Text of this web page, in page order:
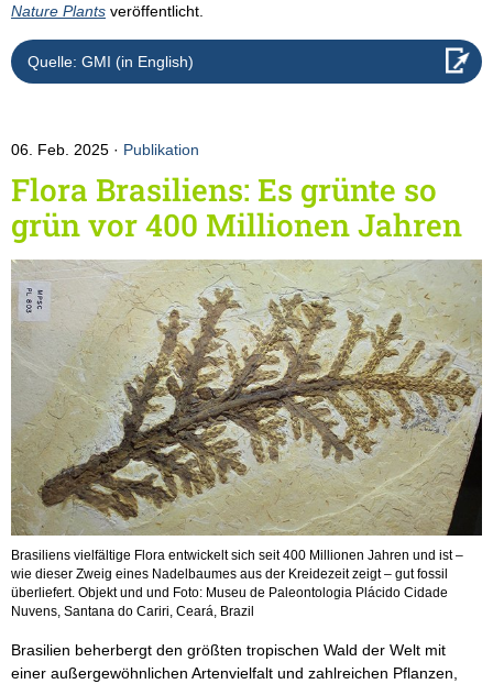
Nature Plants veröffentlicht.
Quelle: GMI (in English)
06. Feb. 2025 Publikation
Flora Brasiliens: Es grünte so
grün vor 400 Millionen Jahren
Brasiliens vielfältige Flora entwickelt sich seit 400 Millionen Jahren und ist –
wie dieser Zweig eines Nadelbaumes aus der Kreidezeit zeigt – gut fossil
überliefert. Objekt und und Foto: Museu de Paleontologia Plácido Cidade
Nuvens, Santana do Cariri, Ceará, Brazil
Brasilien beherbergt den größten tropischen Wald der Welt mit
einer außergewöhnlichen Artenvielfalt und zahlreichen Pflanzen,